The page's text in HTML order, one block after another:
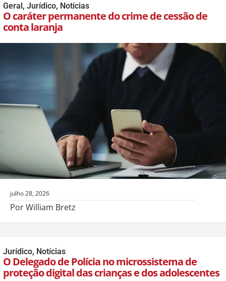
Geral, Jurídico, Notícias
O caráter permanente do crime de cessão de
conta laranja
julho 28, 2026
Por William Bretz
Jurídico, Notícias
O Delegado de Polícia no microssistema de
proteção digital das crianças e dos adolescentes